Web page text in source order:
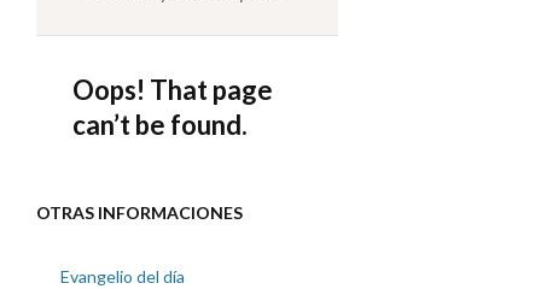
OTRAS INFORMACIONES
Evangelio del día